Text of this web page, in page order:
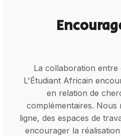
La collaboration
L'Étudiant Africain
en relation de
complémentaires. Nous
ligne, des espaces de
encourager la